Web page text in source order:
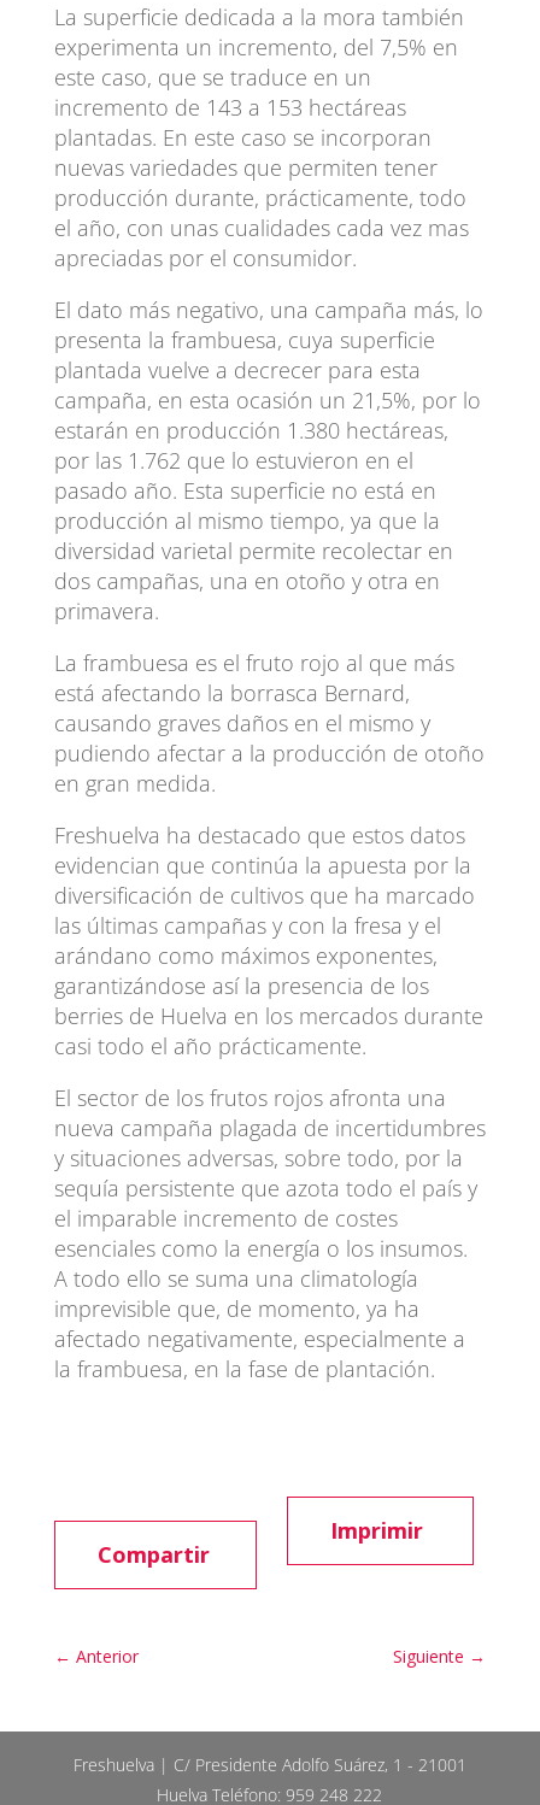
La superficie dedicada a la mora también
experimenta un incremento, del 7,5% en
este caso, que se traduce en un
incremento de 143 a 153 hectáreas
plantadas. En este caso se incorporan
nuevas variedades que permiten tener
producción durante, prácticamente, todo
el año, con unas cualidades cada vez mas
apreciadas por el consumidor.
El dato más negativo, una campaña más, lo
presenta la frambuesa, cuya superficie
plantada vuelve a decrecer para esta
campaña, en esta ocasión un 21,5%, por lo
estarán en producción 1.380 hectáreas,
por las 1.762 que lo estuvieron en el
pasado año. Esta superficie no está en
producción al mismo tiempo, ya que la
diversidad varietal permite recolectar en
dos campañas, una en otoño y otra en
primavera.
La frambuesa es el fruto rojo al que más
está afectando la borrasca Bernard,
causando graves daños en el mismo y
pudiendo afectar a la producción de otoño
en gran medida.
Freshuelva ha destacado que estos datos
evidencian que continúa la apuesta por la
diversificación de cultivos que ha marcado
las últimas campañas y con la fresa y el
arándano como máximos exponentes,
garantizándose así la presencia de los
berries de Huelva en los mercados durante
casi todo el año prácticamente.
El sector de los frutos rojos afronta una
nueva campaña plagada de incertidumbres
y situaciones adversas, sobre todo, por la
sequía persistente que azota todo el país y
el imparable incremento de costes
esenciales como la energía o los insumos.
A todo ello se suma una climatología
imprevisible que, de momento, ya ha
afectado negativamente, especialmente a
la frambuesa, en la fase de plantación.
Compartir
Imprimir
← Anterior Siguiente →
Freshuelva | C/ Presidente Adolfo Suárez, 1 - 21001
Huelva Teléfono: 959 248 222